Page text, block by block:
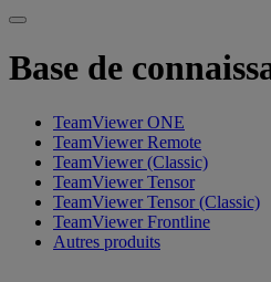
Base de
TeamViewer ONE
TeamViewer Remote
TeamViewer (Classic)
TeamViewer Tensor
TeamViewer Tensor (Classic)
TeamViewer Frontline
Autres produits